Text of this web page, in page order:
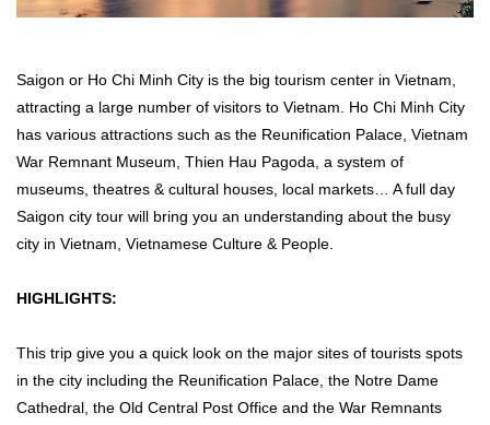
Saigon or Ho Chi Minh City is the big tourism center in Vietnam,
attracting a large number of visitors to Vietnam. Ho Chi Minh City
has various attractions such as the Reunification Palace, Vietnam
War Remnant Museum, Thien Hau Pagoda, a system of
museums, theatres & cultural houses, local markets… A full day
Saigon city tour will bring you an understanding about the busy
city in Vietnam, Vietnamese Culture & People.
HIGHLIGHTS:
This trip give you a quick look on the major sites of tourists spots
in the city including the Reunification Palace, the Notre Dame
Cathedral, the Old Central Post Office and the War Remnants